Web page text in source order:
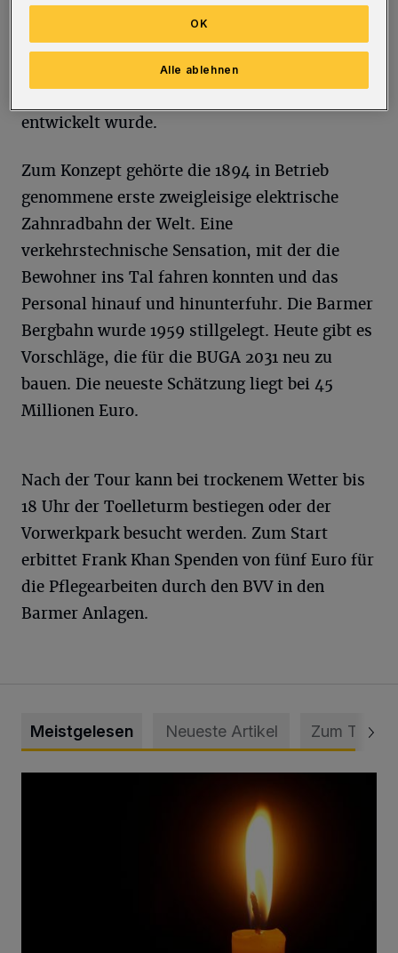
Kaufpreisen in Wuppertal. Fast vergessen ist,
dass Barmens Südhöhe von einem
Fabrikanten, Adolf Vorwerk, in Eigeninitiative
entwickelt wurde.
Zum Konzept gehörte die 1894 in Betrieb
genommene erste zweigleisige elektrische
Zahnradbahn der Welt. Eine
verkehrstechnische Sensation, mit der die
Bewohner ins Tal fahren konnten und das
Personal hinauf und hinunterfuhr. Die Barmer
Bergbahn wurde 1959 stillgelegt. Heute gibt es
Vorschläge, die für die BUGA 2031 neu zu
bauen. Die neueste Schätzung liegt bei 45
Millionen Euro.
Nach der Tour kann bei trockenem Wetter bis
18 Uhr der Toelleturm bestiegen oder der
Vorwerkpark besucht werden. Zum Start
erbittet Frank Khan Spenden von fünf Euro für
die Pflegearbeiten durch den BVV in den
Barmer Anlagen.
Meistgelesen Neueste Artikel Zum Thema
Alle ablehnen
OK